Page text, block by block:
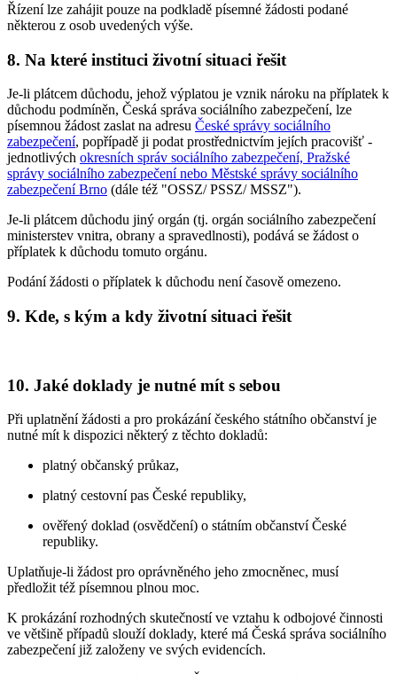
Řízení lze zahájit pouze na podkladě písemné žádosti podané
některou z osob uvedených výše.
8. Na které instituci životní situaci řešit
Je-li plátcem důchodu, jehož výplatou je vznik nároku na příplatek k
důchodu podmíněn, Česká správa sociálního zabezpečení, lze
písemnou žádost zaslat na adresu České správy sociálního
zabezpečení, popřípadě ji podat prostřednictvím jejích pracovišť -
jednotlivých okresních správ sociálního zabezpečení, Pražské
správy sociálního zabezpečení nebo Městské správy sociálního
zabezpečení Brno (dále též "OSSZ/ PSSZ/ MSSZ").
Je-li plátcem důchodu jiný orgán (tj. orgán sociálního zabezpečení
ministerstev vnitra, obrany a spravedlnosti), podává se žádost o
příplatek k důchodu tomuto orgánu.
Podání žádosti o příplatek k důchodu není časově omezeno.
9. Kde, s kým a kdy životní situaci řešit
10. Jaké doklady je nutné mít s sebou
Při uplatnění žádosti a pro prokázání českého státního občanství je
nutné mít k dispozici některý z těchto dokladů:
platný občanský průkaz,
platný cestovní pas České republiky,
ověřený doklad (osvědčení) o státním občanství České
republiky.
Uplatňuje-li žádost pro oprávněného jeho zmocněnec, musí
předložit též písemnou plnou moc.
K prokázání rozhodných skutečností ve vztahu k odbojové činnosti
ve většině případů slouží doklady, které má Česká správa sociálního
zabezpečení již založeny ve svých evidencích.